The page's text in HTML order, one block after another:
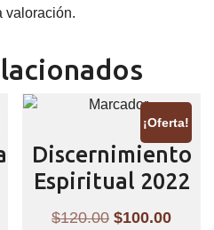
valoración.
¡Oferta!
Discernimiento
Espiritual 2022
$120.00 El
$100.00El